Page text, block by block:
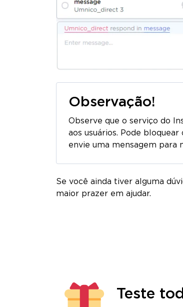
Observação!
Observe que o serviço do
aos usuários. Pode
envie uma mensagem para
Se você ainda tiver alguma
maior prazer em ajudar.
Teste